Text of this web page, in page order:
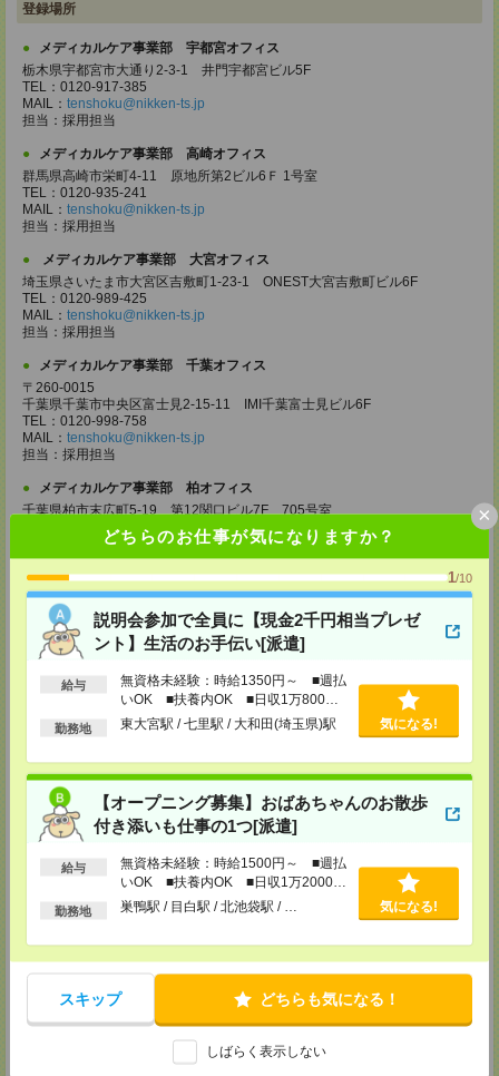
どちらのお仕事が気になりますか？
1/10
説明会参加で全員に【現金2千円相当プレゼ
ント】生活のお手伝い[派遣]
給与
無資格未経験：時給1350円～ ■週払
いOK ■扶養内OK ■日収1万800円
以上
勤務地 東大宮駅 / 七里駅 / 大和田(埼玉県)駅 気になる!
【オープニング募集】おばあちゃんのお散歩
付き添いも仕事の1つ[派遣]
給与
無資格未経験：時給1500円～ ■週払
いOK ■扶養内OK ■日収1万2000円
以上
勤務地 巣鴨駅 / 目白駅 / 北池袋駅 / … 気になる!
スキップ どちらも気になる！
しばらく表示しない
×
登録場所
メディカルケア事業部 宇都宮オフィス
栃木県宇都宮市大通り2-3-1 井門宇都宮ビル5F
TEL：0120-917-385
MAIL： tenshoku@nikken-ts.jp
担当：採用担当
メディカルケア事業部 高崎オフィス
群馬県高崎市栄町4-11 原地所第2ビル6Ｆ 1号室
TEL：0120-935-241
MAIL： tenshoku@nikken-ts.jp
担当：採用担当
メディカルケア事業部 大宮オフィス
埼玉県さいたま市大宮区吉敷町1-23-1 ONEST大宮吉敷町ビル6F
TEL：0120-989-425
MAIL： tenshoku@nikken-ts.jp
担当：採用担当
メディカルケア事業部 千葉オフィス
〒260-0015
千葉県千葉市中央区富士見2-15-11 IMI千葉富士見ビル6F
TEL：0120-998-758
MAIL： tenshoku@nikken-ts.jp
担当：採用担当
メディカルケア事業部 柏オフィス
千葉県柏市末広町5-19 第12関口ビル7F 705号室
TEL：0120-935-218
tenshoku@nikken-ts.jp
担当：採用担当
メディカルケア事業部 新宿オフィス
東京都新宿区新宿2-3-10 新宿御苑ビル6階
TEL：0120-457-235
MAIL：tenshoku@nikken-ts.jp
メディカルケア事業部 立川事業所
東京都立川市錦町1-12-14
TEL：0120-934-200
担当：採用担当
メディカルケア事業部 町田オフィス
東京都町田市森野1-7-23 大樹生命町田ビル6F
TEL：0120-453-285
MAIL：tenshoku@nikken-ts.jp
担当：採用担当
メディカルケア事業部 横浜オフィス
2F B区画
TEL：0120-901-799
担当：採用担当
★今ならご来社登録でQUOカード2000円分をプレゼント中★